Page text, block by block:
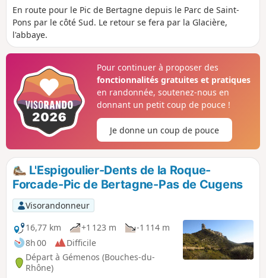
En route pour le Pic de Bertagne depuis le Parc de Saint-
Pons par le côté Sud. Le retour se fera par la Glacière,
l'abbaye.
Pour continuer à proposer des
fonctionnalités gratuites et pratiques
en randonnée, soutenez-nous en
donnant un petit coup de pouce !
Je donne un coup de pouce
L'Espigoulier-Dents de la Roque-
Forcade-Pic de Bertagne-Pas de Cugens
Visorandonneur
16,77 km
+1 123 m
-1 114 m
8h 00
Difficile
Départ à Gémenos (Bouches-du-
Rhône)